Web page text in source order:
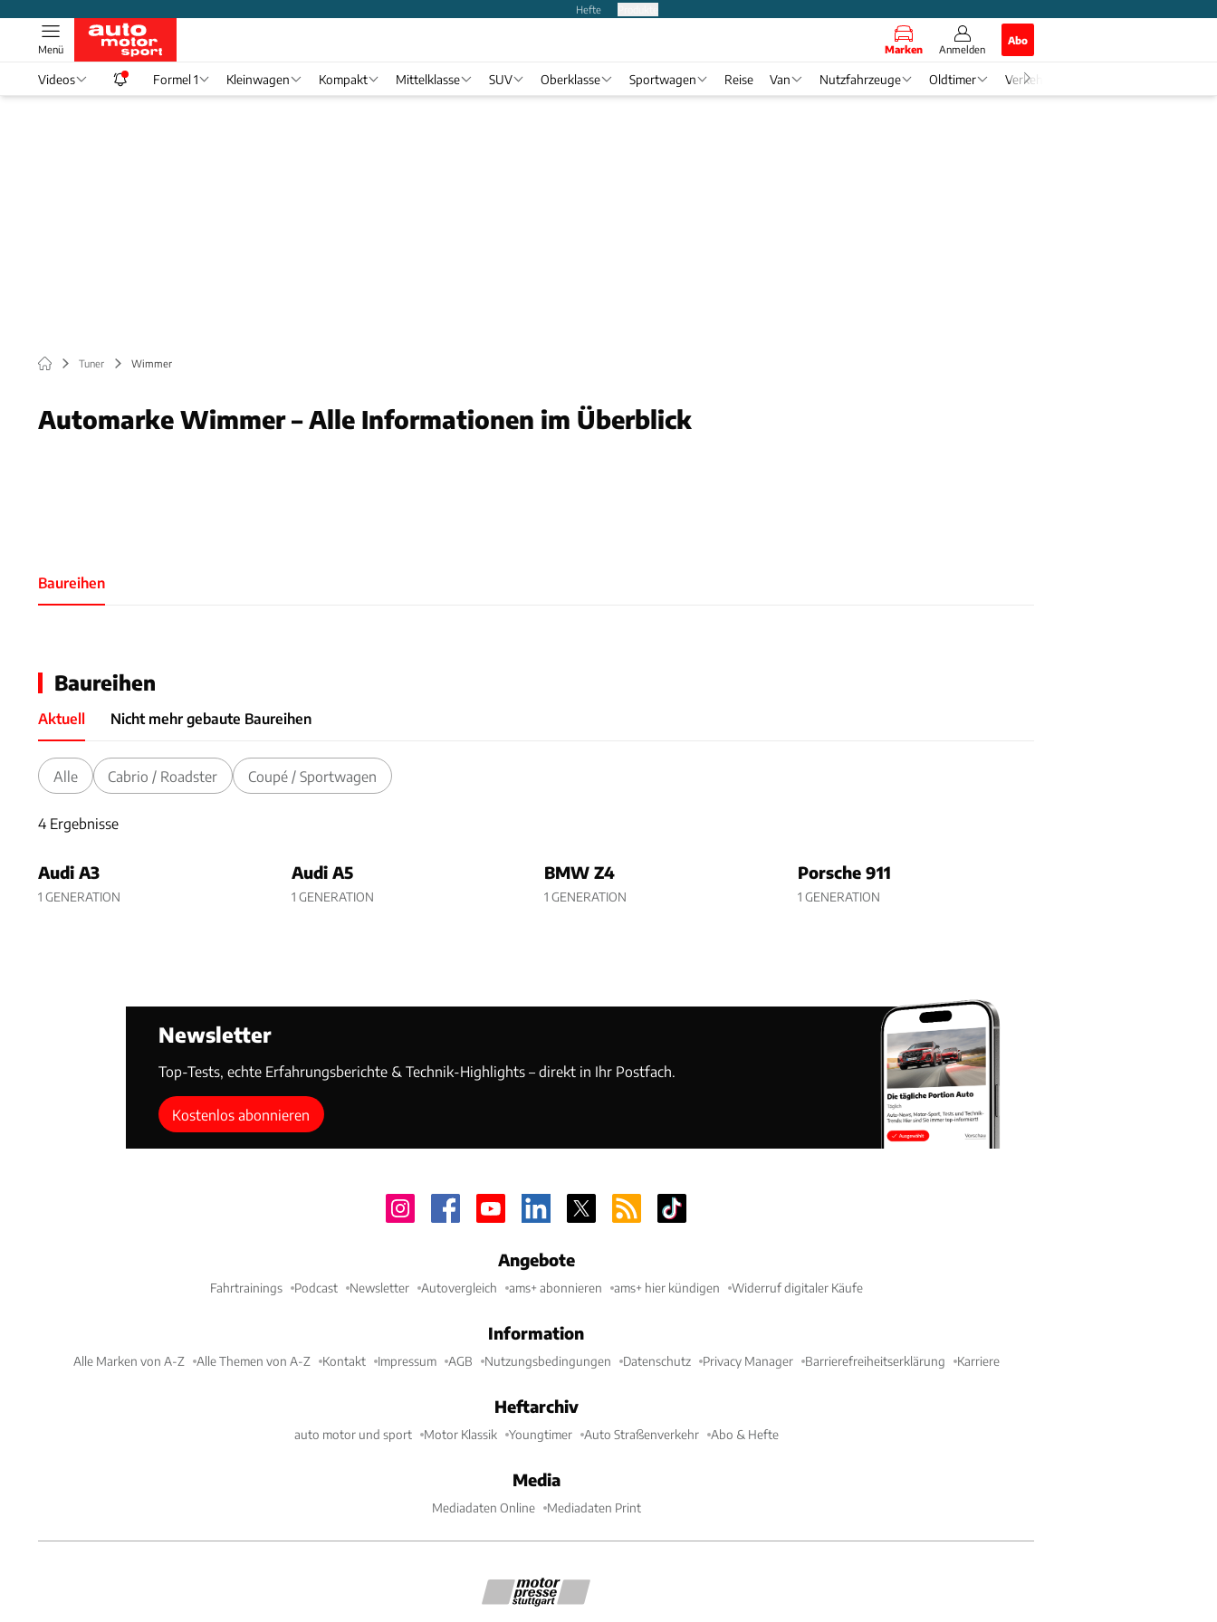
Hefte
Marken Anmelden
Abo
Menü
Videos Formel 1 Kleinwagen Kompakt Mittelklasse SUV Oberklasse Sportwagen Reise Van Nutzfahrzeuge Oldtimer Verkehr
Tuner Wimmer
Automarke Wimmer – Alle Informationen im Überblick
Baureihen
Baureihen
Aktuell Nicht mehr gebaute Baureihen
Alle Cabrio / Roadster Coupé / Sportwagen
4 Ergebnisse
Audi A3
1 GENERATION
Audi A5
1 GENERATION
BMW Z4
1 GENERATION
Porsche 911
1 GENERATION
Newsletter
Top-Tests, echte Erfahrungsberichte & Technik-Highlights – direkt in Ihr Postfach.
Kostenlos abonnieren
Angebote
Fahrtrainings Podcast Newsletter Autovergleich ams+ abonnieren ams+ hier kündigen Widerruf digitaler Käufe
Information
Alle Marken von A-Z Alle Themen von A-Z Kontakt Impressum AGB Nutzungsbedingungen Datenschutz Privacy Manager Barrierefreiheitserklärung Karriere
Heftarchiv
auto motor und sport Motor Klassik Youngtimer Auto Straßenverkehr Abo & Hefte
Media
Mediadaten Online Mediadaten Print